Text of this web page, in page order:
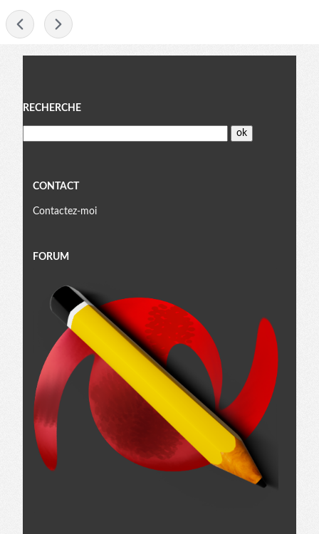
Menu
RECHERCHE
CONTACT
Contactez-moi
FORUM